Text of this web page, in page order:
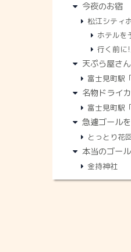
今夜のお宿
松江シティ
ホテルを
行く前に
天ぷら屋さ
富士見町駅
名物ドライ
富士見町駅
急遽ゴール
とっとり花
本当のゴール
金持神社